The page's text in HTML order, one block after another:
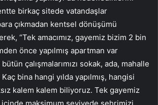
birkaç sitede vatandaşlar
çıkmadan kentsel dönüşümü
“Tek amacımız, gayemiz bizim 2 bin
önce yapılmış apartman var
bütün çalışmalarımızı sokak, ada, mahalle
Kaç bina hangi yılda yapılmış, hangisi
kalem kalem biliyoruz. Tek gayemiz